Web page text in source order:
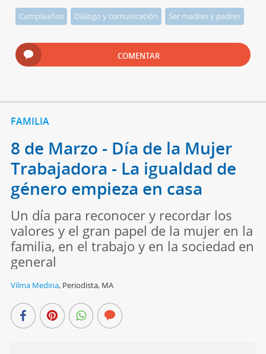
Cumpleaños Diálogo y comunicación Ser madres y padres
COMENTAR
FAMILIA
8 de Marzo - Día de la Mujer
Trabajadora - La igualdad de
género empieza en casa
Un día para reconocer y recordar los
valores y el gran papel de la mujer en la
familia, en el trabajo y en la sociedad en
general
Vilma Medina, Periodista, MA